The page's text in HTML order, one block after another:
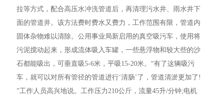
拉等方式，配合高压水冲洗管道后，再清理污水井、雨水井下
面的管道井。该方法费时费水又费力，工作范围有限，管道内
固体杂物难以清除。公用事业局新启用的真空吸污车，使用将
污泥搅动起来，形成流体吸入车罐，一些悬浮物和较大些的沙
石都能吸出，可垂直吸5-6米，平吸15-20米。“有了这辆吸污
车，就可以对所有管径的管道进行‘清肠’了，管道清淤更加了!
”工作人员高兴地说。工作压力210公斤，流量45升/分钟;电机